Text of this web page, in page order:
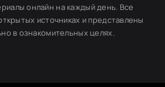
онлайн на каждый день. Все
источниках и представлены
в ознакомительных целях.